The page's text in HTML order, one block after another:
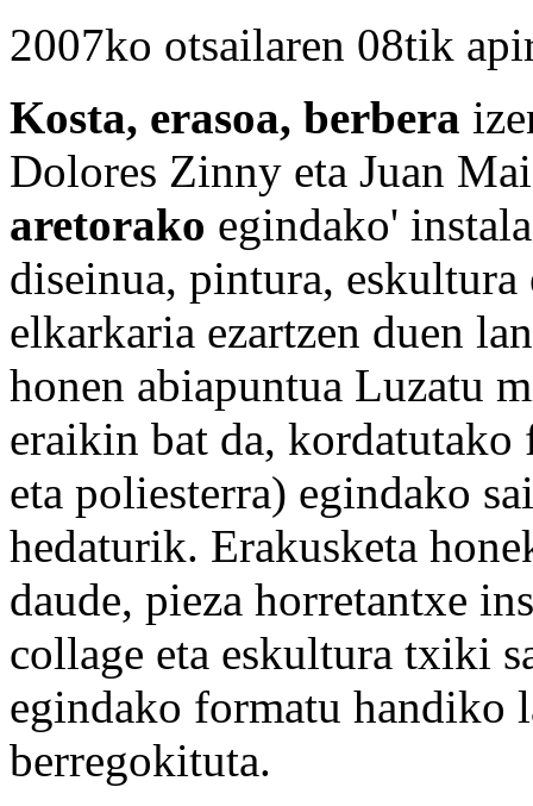
2007ko otsailaren 08tik
Kosta, erasoa, berbera
Dolores Zinny eta Juan
aretorako egindako'
diseinua, pintura,
elkarkaria ezartzen duen
honen abiapuntua Luzatu
eraikin bat da,
eta poliesterra) egindako
hedaturik. Erakusketa
daude, pieza horretantxe
collage eta eskultura txiki
egindako formatu handiko
berregokituta.